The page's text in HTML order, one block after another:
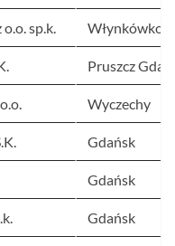
sp.k. Włynkówko
Pruszcz
Wyczechy
Gdańsk
Gdańsk
Gdańsk